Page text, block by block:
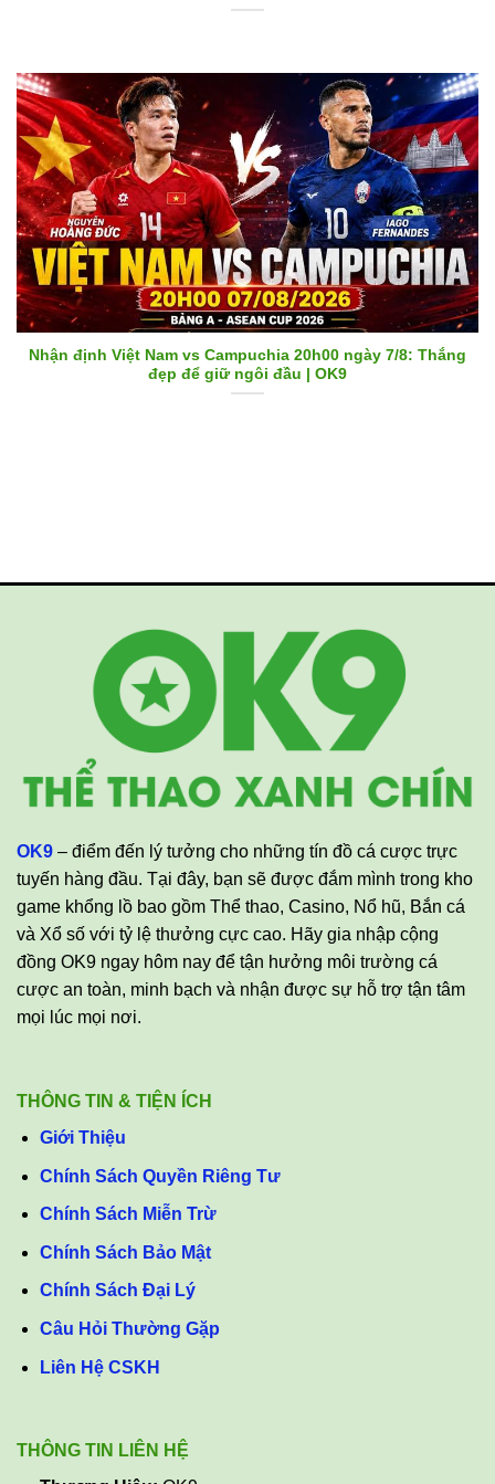
Nhận định Việt Nam vs Campuchia 20h00 ngày 7/8: Thắng
đẹp để giữ ngôi đầu | OK9
OK9 – điểm đến lý tưởng cho những tín đồ cá cược trực
tuyến hàng đầu. Tại đây, bạn sẽ được đắm mình trong kho
game khổng lồ bao gồm Thể thao, Casino, Nổ hũ, Bắn cá
và Xổ số với tỷ lệ thưởng cực cao. Hãy gia nhập cộng
đồng OK9 ngay hôm nay để tận hưởng môi trường cá
cược an toàn, minh bạch và nhận được sự hỗ trợ tận tâm
mọi lúc mọi nơi.
THÔNG TIN & TIỆN ÍCH
Giới Thiệu
Chính Sách Quyền Riêng Tư
Chính Sách Miễn Trừ
Chính Sách Bảo Mật
Chính Sách Đại Lý
Câu Hỏi Thường Gặp
Liên Hệ CSKH
THÔNG TIN LIÊN HỆ